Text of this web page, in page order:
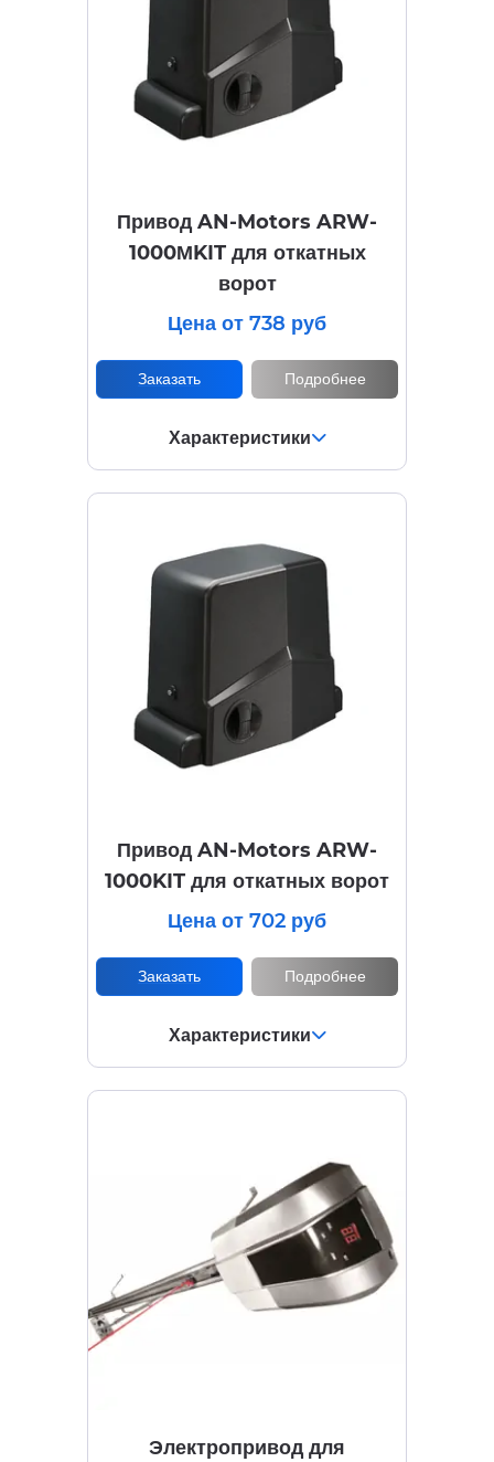
Привод AN-Motors ARW-
1000МKIT для откатных
ворот
Цена от 738 руб
Заказать Подробнее
Характеристики
Привод AN-Motors ARW-
1000KIT для откатных ворот
Цена от 702 руб
Заказать Подробнее
Характеристики
Электропривод для